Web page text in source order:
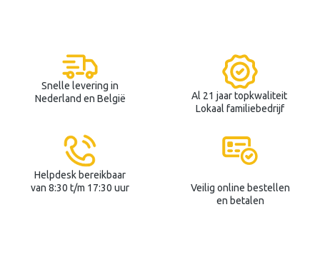
Snelle levering in
Nederland en België
Al 21 jaar topkwaliteit
Lokaal familiebedrijf
Helpdesk bereikbaar
van 8:30 t/m 17:30 uur
Veilig online bestellen
en betalen